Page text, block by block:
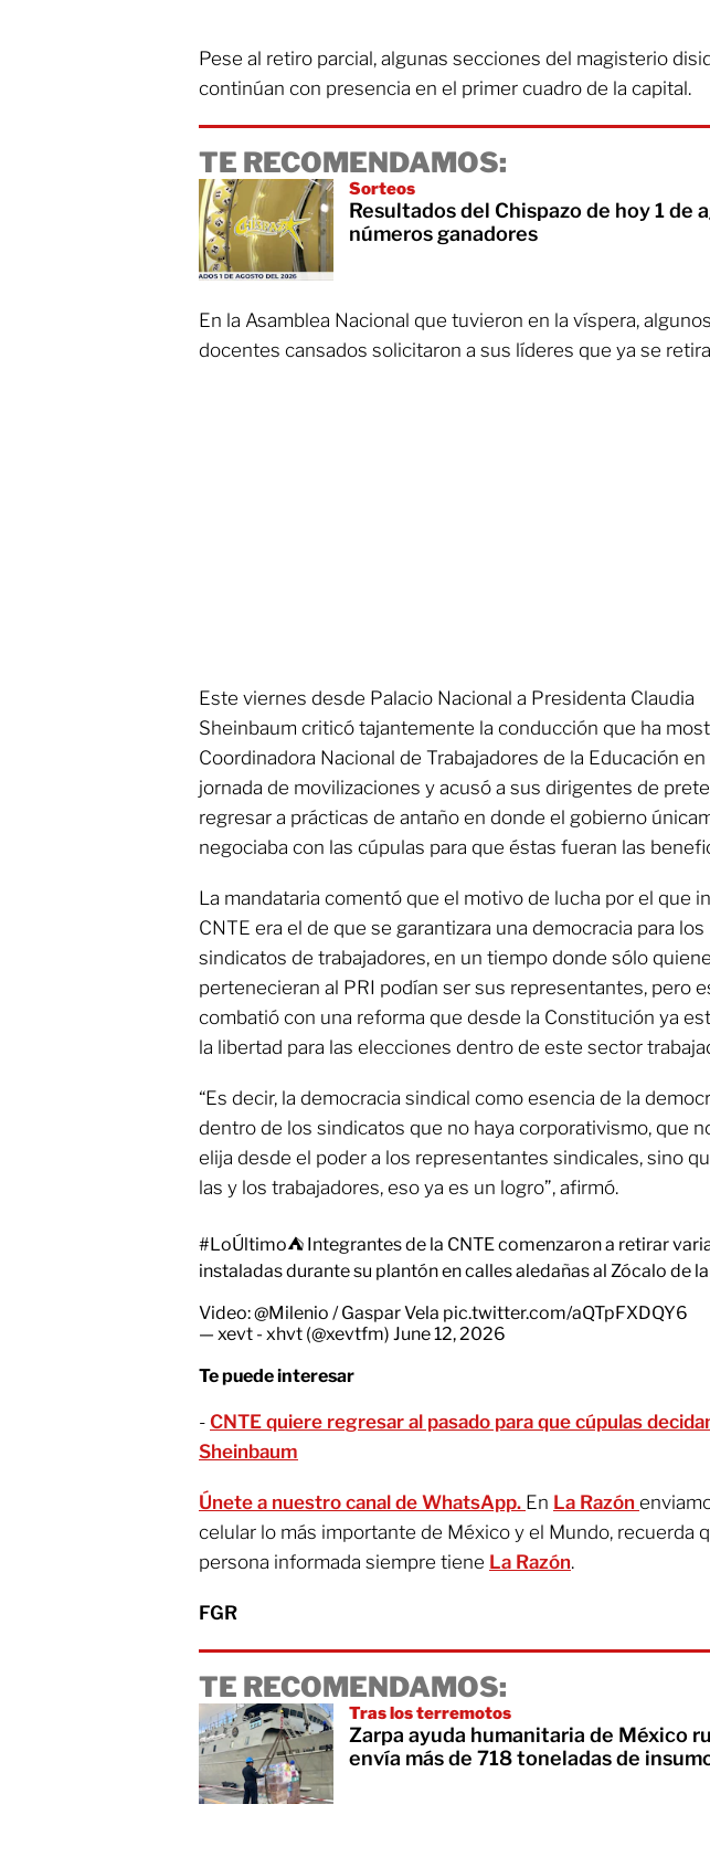
Pese al retiro parcial, algunas secciones del magisterio
continúan con presencia en el primer cuadro de la capital.
TE RECOMENDAMOS:
Sorteos
Resultados del Chispazo de hoy 1 de
números ganadores
En la Asamblea Nacional que tuvieron en la víspera, algunos
docentes cansados solicitaron a sus líderes que ya se
Este viernes desde Palacio Nacional a Presidenta Claudia
Sheinbaum criticó tajantemente la conducción que ha
Coordinadora Nacional de Trabajadores de la Educación en
jornada de movilizaciones y acusó a sus dirigentes de
regresar a prácticas de antaño en donde el gobierno
negociaba con las cúpulas para que éstas fueran las
La mandataria comentó que el motivo de lucha por el que
CNTE era el de que se garantizara una democracia para los
sindicatos de trabajadores, en un tiempo donde sólo
pertenecieran al PRI podían ser sus representantes, pero
combatió con una reforma que desde la Constitución ya
la libertad para las elecciones dentro de este sector
“Es decir, la democracia sindical como esencia de la
dentro de los sindicatos que no haya corporativismo, que
elija desde el poder a los representantes sindicales, sino
las y los trabajadores, eso ya es un logro”, afirmó.
#LoÚltimo⛺️ Integrantes de la CNTE comenzaron a retirar
instaladas durante su plantón en calles aledañas al Zócalo de
Video:@Milenio / Gaspar Vela pic.twitter.com/aQTpFXDQY6
— xevt - xhvt (@xevtfm) June 12, 2026
Te puede interesar
- CNTE quiere regresar al pasado para que cúpulas
Sheinbaum
Únete a nuestro canal de WhatsApp. En La Razón
celular lo más importante de México y el Mundo, recuerda
persona informada siempre tiene La Razón.
FGR
TE RECOMENDAMOS:
Tras los terremotos
Zarpa ayuda humanitaria de México
envía más de 718 toneladas de